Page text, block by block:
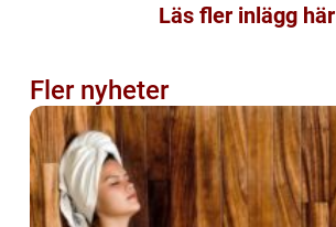
Läs fler inlägg här
Fler nyheter